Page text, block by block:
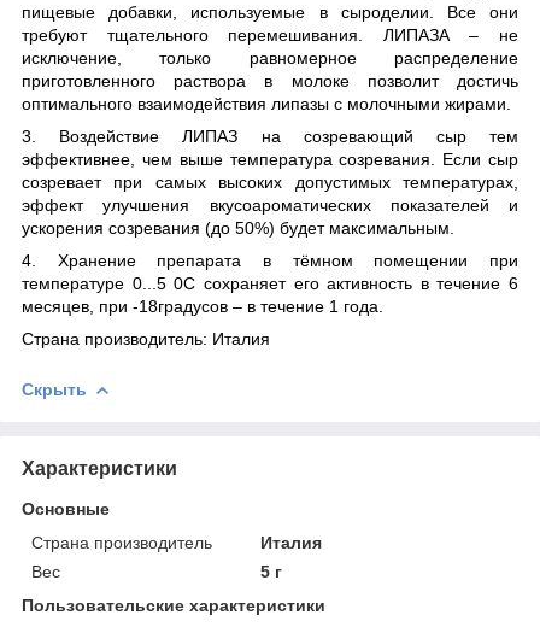
пищевые добавки, используемые в сыроделии. Все они
требуют тщательного перемешивания. ЛИПАЗА – не
исключение, только равномерное распределение
приготовленного раствора в молоке позволит достичь
оптимального взаимодействия липазы с молочными жирами.
3. Воздействие ЛИПАЗ на созревающий сыр тем
эффективнее, чем выше температура созревания. Если сыр
созревает при самых высоких допустимых температурах,
эффект улучшения вкусоароматических показателей и
ускорения созревания (до 50%) будет максимальным.
4. Хранение препарата в тёмном помещении при
температуре 0...5 0С сохраняет его активность в течение 6
месяцев, при -18градусов – в течение 1 года.
Страна производитель: Италия
Скрыть
Характеристики
Основные
Страна производитель
Италия
Вес
5 г
Пользовательские характеристики